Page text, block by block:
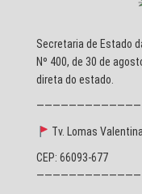
Secretaria de Estado
Nº 400, de 30 de
direta do estado.
Tv. Lomas
CEP: 66093-677